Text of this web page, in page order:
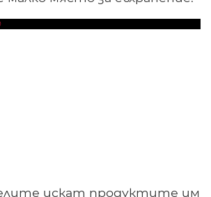
искат продуктите им